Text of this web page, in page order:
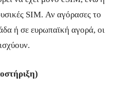
SIM. Αν αγόρασες το
ή σε ευρωπαϊκή αγορά, οι